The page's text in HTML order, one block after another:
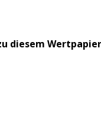
diesem Wertpapier